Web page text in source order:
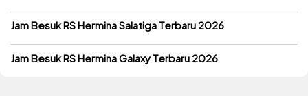
Jam Besuk RS Hermina Salatiga Terbaru 2026
Jam Besuk RS Hermina Galaxy Terbaru 2026